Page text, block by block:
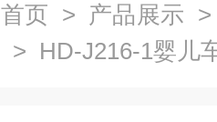
首页 > 产品展示
> HD-J216-1婴儿